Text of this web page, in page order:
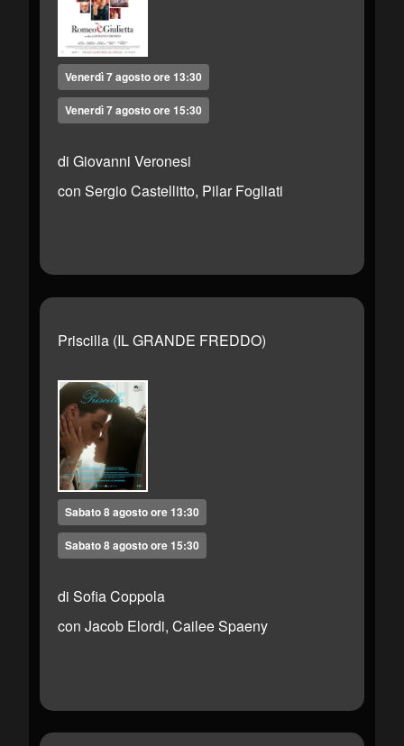
Venerdì 7 agosto ore 13:30
Venerdì 7 agosto ore 15:30
di Giovanni Veronesi
con Sergio Castellitto, Pilar Fogliati
Priscilla (IL GRANDE FREDDO)
Sabato 8 agosto ore 13:30
Sabato 8 agosto ore 15:30
di Sofia Coppola
con Jacob Elordi, Cailee Spaeny